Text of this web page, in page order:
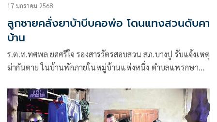
17 มกราคม 2568
ลูกชายคลั่งยาบ้าบีบคอพ่อ โดนแทงสวนดับคา
บ้าน
ร.ต.ท.ทศพล ยศศรีใจ รองสารวัตรสอบสวน สภ.บางปู รับแจ้งเหตุ
ฆ่ากันตาย ในบ้านพักภายในหมู่บ้านแห่งหนึ่ง ตำบลแพรกษา